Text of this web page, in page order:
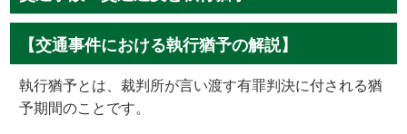
【交通事件における執行猶予の解説】
執行猶予とは、裁判所が言い渡す有罪判決に付される猶
予期間のことです。